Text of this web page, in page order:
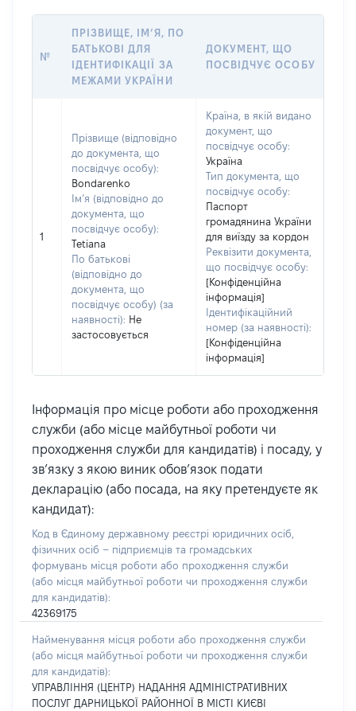
№
ПРІЗВИЩЕ, ІМ’Я, ПО
БАТЬКОВІ ДЛЯ
ІДЕНТИФІКАЦІЇ ЗА
МЕЖАМИ УКРАЇНИ
ДОКУМЕНТ, ЩО
ПОСВІДЧУЄ ОСОБУ
1
Прізвище (відповідно
до документа, що
посвідчує особу):
Bondarenko
Ім’я (відповідно до
документа, що
посвідчує особу):
Tetiana
По батькові
(відповідно до
документа, що
посвідчує особу) (за
наявності): Не
застосовується
Країна, в якій видано
документ, що
посвідчує особу:
Україна
Тип документа, що
посвідчує особу:
Паспорт
громадянина України
для виїзду за кордон
Реквізити документа,
що посвідчує особу:
[Конфіденційна
інформація]
Ідентифікаційний
номер (за наявності):
[Конфіденційна
інформація]
Інформація про місце роботи або проходження
служби (або місце майбутньої роботи чи
проходження служби для кандидатів) і посаду, у
зв’язку з якою виник обов’язок подати
декларацію (або посада, на яку претендуєте як
кандидат):
Код в Єдиному державному реєстрі юридичних осіб,
фізичних осіб – підприємців та громадських
формувань місця роботи або проходження служби
(або місця майбутньої роботи чи проходження служби
для кандидатів):
42369175
Найменування місця роботи або проходження служби
(або місця майбутньої роботи чи проходження служби
для кандидатів):
УПРАВЛІННЯ (ЦЕНТР) НАДАННЯ АДМІНІСТРАТИВНИХ
ПОСЛУГ ДАРНИЦЬКОЇ РАЙОННОЇ В МІСТІ КИЄВІ